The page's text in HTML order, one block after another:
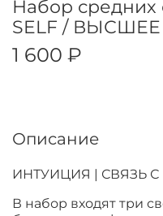
Набор средних
SELF / ВЫСШЕЕ
1 600 ₽
Описание
ИНТУИЦИЯ | СВЯЗЬ
В набор входят три